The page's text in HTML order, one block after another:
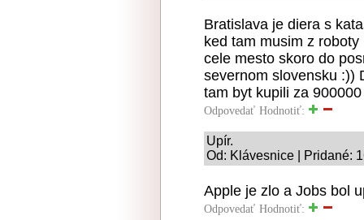
Bratislava je diera s
ked tam musim z
cele mesto skoro do
severnom slovensku :))
tam byt kupili za
Odpovedať Hodnotiť:
Upír.
Od: Klávesnice | Pridané:
Apple je zlo a Jobs bol
Odpovedať Hodnotiť: